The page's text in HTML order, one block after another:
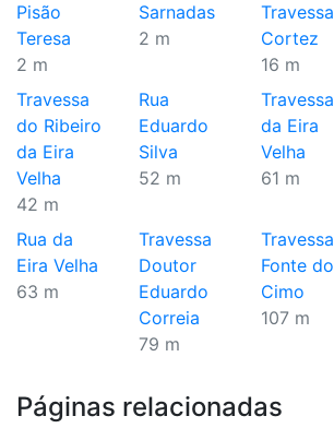
Pisão
Teresa
2 m
Sarnadas
2 m
Travessa
Cortez
16 m
Travessa
do Ribeiro
da Eira
Velha
42 m
Rua
Eduardo
Silva
52 m
Travessa
da Eira
Velha
61 m
Rua da
Eira Velha
63 m
Travessa
Doutor
Eduardo
Correia
79 m
Travessa
Fonte do
Cimo
107 m
Páginas relacionadas